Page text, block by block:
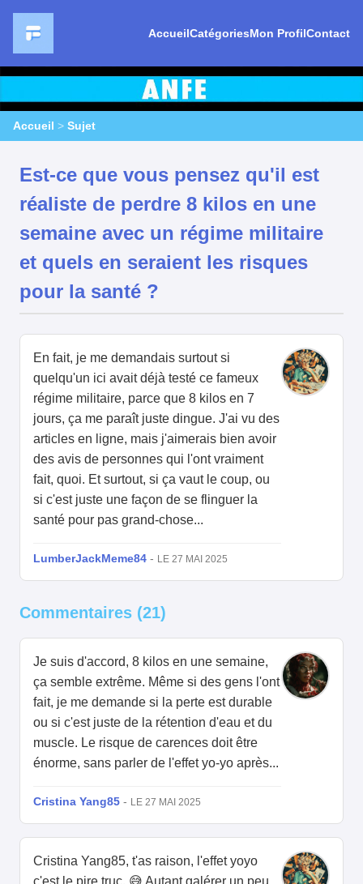
AccueilCatégoriesMon ProfilContact
Accueil > Sujet
Est-ce que vous pensez qu'il est
réaliste de perdre 8 kilos en une
semaine avec un régime militaire
et quels en seraient les risques
pour la santé ?
En fait, je me demandais surtout si
quelqu'un ici avait déjà testé ce fameux
régime militaire, parce que 8 kilos en 7
jours, ça me paraît juste dingue. J'ai vu des
articles en ligne, mais j'aimerais bien avoir
des avis de personnes qui l'ont vraiment
fait, quoi. Et surtout, si ça vaut le coup, ou
si c'est juste une façon de se flinguer la
santé pour pas grand-chose...
LumberJackMeme84 - LE 27 MAI 2025
Commentaires (21)
Je suis d'accord, 8 kilos en une semaine,
ça semble extrême. Même si des gens l'ont
fait, je me demande si la perte est durable
ou si c'est juste de la rétention d'eau et du
muscle. Le risque de carences doit être
énorme, sans parler de l'effet yo-yo après...
Cristina Yang85 - LE 27 MAI 2025
Cristina Yang85, t'as raison, l'effet yoyo